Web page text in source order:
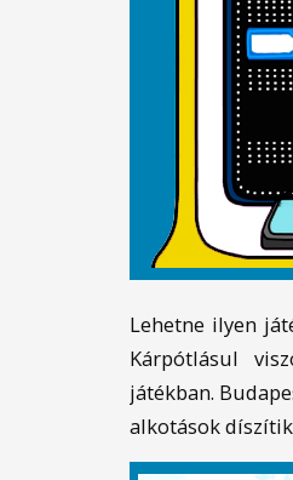
Lehetne ilyen
Kárpótlásul
játékban.
alkotások